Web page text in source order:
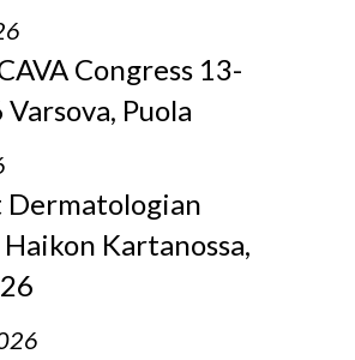
Congress 13-
Puola
Kartanossa,